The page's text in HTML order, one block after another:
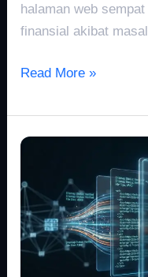
halaman web
finansial akibat
Read More »
Pentingnya
XML
untuk
Mempercepat
Index